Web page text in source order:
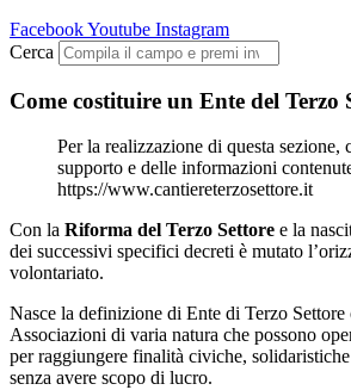
FacebookYoutube Instagram
Cerca
Come costituire un Ente del Terzo
Per la realizzazione di questa sezione,
supporto e delle informazioni
https://www.cantiereterzosettore.it
Con la Riforma del Terzo Settore e la
dei successivi specifici decreti è mutato
volontariato.
Nasce la definizione di Ente di Terzo Settore
Associazioni di varia natura che possono
per raggiungere finalità civiche,
senza avere scopo di lucro.